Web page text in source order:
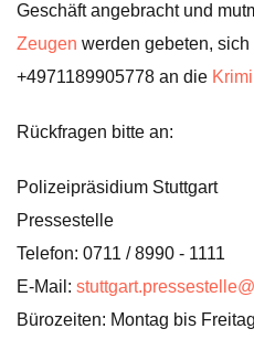
Geschäft angebracht und
Zeugen werden gebeten,
+4971189905778 an die
Rückfragen bitte an:
Polizeipräsidium Stuttgart
Pressestelle
Telefon: 0711 / 8990 - 1111
E-Mail:
Bürozeiten: Montag bis